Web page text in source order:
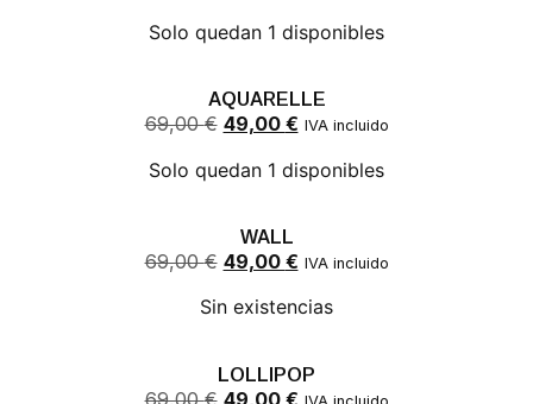
Solo quedan 1 disponibles
AQUARELLE
69,00€ 49,00 € IVA incluido
Solo quedan 1 disponibles
WALL
69,00€ 49,00 € IVA incluido
Sin existencias
LOLLIPOP
69,00€ 49,00 €